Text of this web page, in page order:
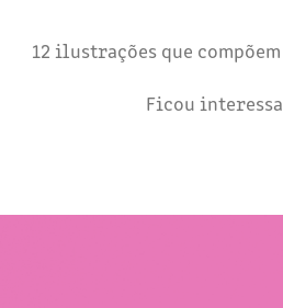
12 ilustrações que
Ficou